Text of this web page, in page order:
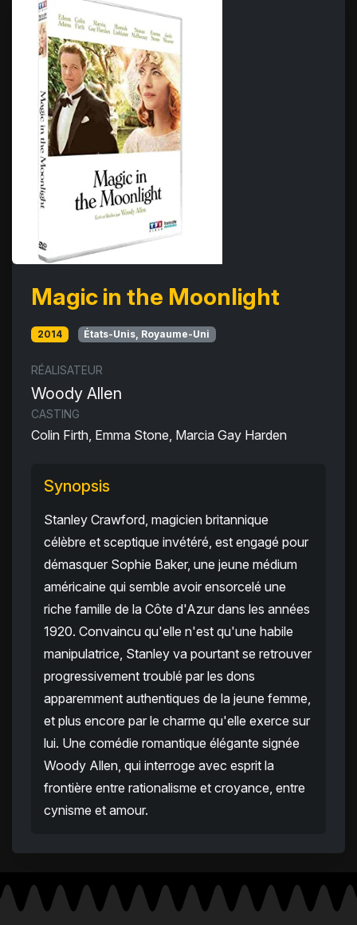
Magic in the Moonlight
2014 États-Unis, Royaume-Uni
RÉALISATEUR
Woody Allen
CASTING
Colin Firth, Emma Stone, Marcia Gay Harden
Synopsis
Stanley Crawford, magicien britannique
célèbre et sceptique invétéré, est engagé pour
démasquer Sophie Baker, une jeune médium
américaine qui semble avoir ensorcelé une
riche famille de la Côte d'Azur dans les années
1920. Convaincu qu'elle n'est qu'une habile
manipulatrice, Stanley va pourtant se retrouver
progressivement troublé par les dons
apparemment authentiques de la jeune femme,
et plus encore par le charme qu'elle exerce sur
lui. Une comédie romantique élégante signée
Woody Allen, qui interroge avec esprit la
frontière entre rationalisme et croyance, entre
cynisme et amour.